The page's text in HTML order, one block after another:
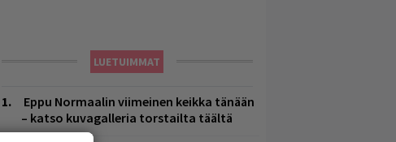
LUETUIMMAT
Eppu Normaalin viimeinen keikka tänään
– katso kuvagalleria torstailta täältä